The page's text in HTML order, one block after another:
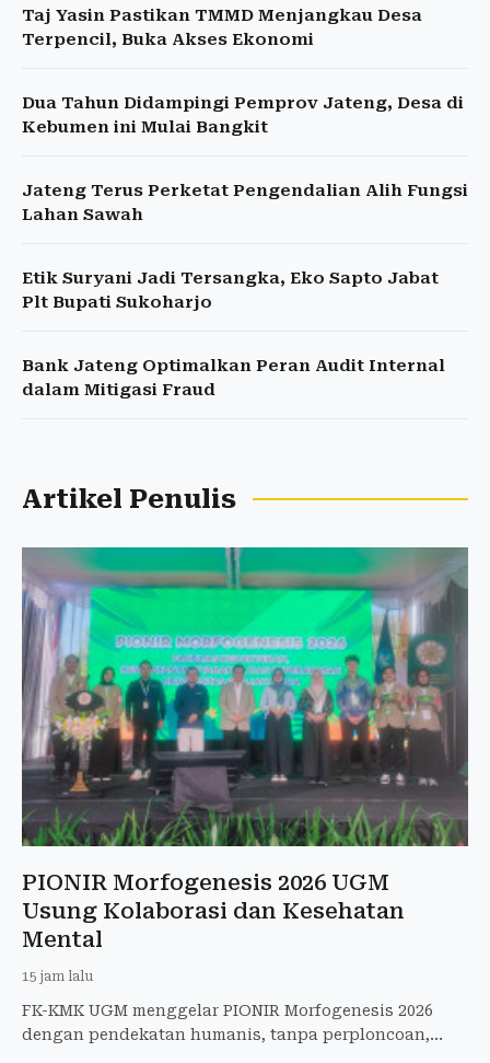
Taj Yasin Pastikan TMMD Menjangkau Desa
Terpencil, Buka Akses Ekonomi
Dua Tahun Didampingi Pemprov Jateng, Desa di
Kebumen ini Mulai Bangkit
Jateng Terus Perketat Pengendalian Alih Fungsi
Lahan Sawah
Etik Suryani Jadi Tersangka, Eko Sapto Jabat
Plt Bupati Sukoharjo
Bank Jateng Optimalkan Peran Audit Internal
dalam Mitigasi Fraud
Artikel Penulis
PIONIR Morfogenesis 2026 UGM
Usung Kolaborasi dan Kesehatan
Mental
15 jam lalu
FK-KMK UGM menggelar PIONIR Morfogenesis 2026
dengan pendekatan humanis, tanpa perploncoan,